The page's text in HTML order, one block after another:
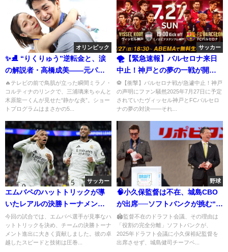
オリンピック
✨⛸️ “りくりゅう”逆転金と、涙
の解説者・高橋成美――元パー
トナーの物語まで一気に味わう
超濃厚レビュー ⛸️✨
🔥テレビの前で鳥肌が立った瞬間ミラノ・
コルティナのリンクで、三浦璃来ちゃんと
木原龍一くんが見せた“静かな炎”。ショー
トプログラムはまさかの5...
サッカー
🌪️【緊急速報】バルセロナ来日
中止！神戸との夢の一戦が開催
直前で白紙に
⚽【衝撃】バルセロナ戦が急遽中止！神戸
の声明にファン騒然2025年7月27日に予定
されていたヴィッセル神戸とFCバルセロ
ナの夢の対決――それ...
サッカー
エムバペのハットトリックが導
いたレアルの決勝トーナメント
への道
今回の試合では、エムバペ選手が見事なハ
ットトリックを決め、チームの決勝トーナ
メント進出に大きく貢献しました。彼の卓
越したスピードと技術は圧巻...
野球
🧠小久保監督は不在、城島CBO
が出席──ソフトバンクが挑む“新
時代のドラフト戦略”
🏟️監督不在のドラフト会議、その理由は
「役割の完全分離」ソフトバンクが、
2025年ドラフト会議に小久保裕紀監督を
出席させず、城島健司チーフベ...